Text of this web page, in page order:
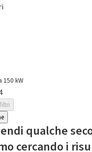
150 kW
qualche
cercando i